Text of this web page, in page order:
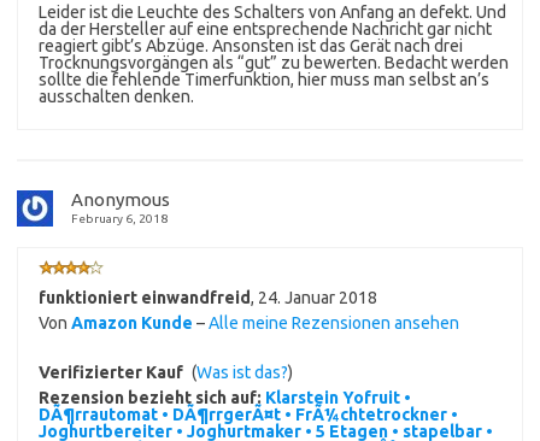
Leider ist die Leuchte des Schalters von Anfang an defekt. Und
da der Hersteller auf eine entsprechende Nachricht gar nicht
reagiert gibt’s Abzüge. Ansonsten ist das Gerät nach drei
Trocknungsvorgängen als “gut” zu bewerten. Bedacht werden
sollte die fehlende Timerfunktion, hier muss man selbst an’s
ausschalten denken.
Anonymous
February 6, 2018
funktioniert einwandfreid, 24. Januar 2018
Von Amazon Kunde –Alle meine Rezensionen ansehen
Verifizierter Kauf (Was ist das?)
Rezension bezieht sich auf: Klarstein Yofruit •
DÃ¶rrautomat • DÃ¶rrgerÃ¤t • FrÃ¼chtetrockner •
Joghurtbereiter • Joghurtmaker • 5 Etagen • stapelbar •